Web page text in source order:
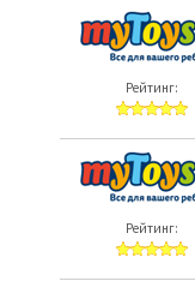
Рейтинг:
Рейтинг: